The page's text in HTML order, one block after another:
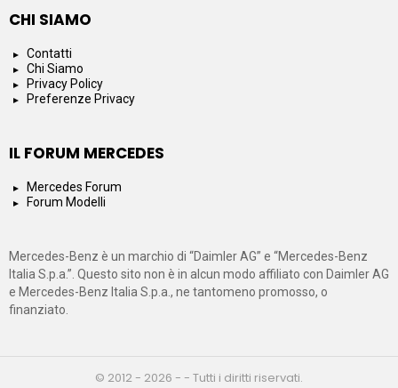
CHI SIAMO
Contatti
Chi Siamo
Privacy Policy
Preferenze Privacy
IL FORUM MERCEDES
Mercedes Forum
Forum Modelli
Mercedes-Benz è un marchio di “Daimler AG” e “Mercedes-Benz
Italia S.p.a.”. Questo sito non è in alcun modo affiliato con Daimler AG
e Mercedes-Benz Italia S.p.a., ne tantomeno promosso, o
finanziato.
© 2012 - 2026 - - Tutti i diritti riservati.